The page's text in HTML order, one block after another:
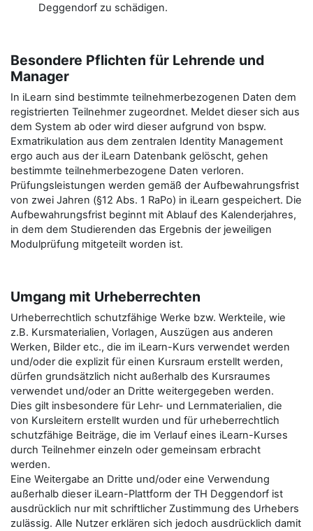
Deggendorf zu schädigen.
Besondere Pflichten für Lehrende und
Manager
In iLearn sind bestimmte teilnehmerbezogenen Daten dem
registrierten Teilnehmer zugeordnet. Meldet dieser sich aus
dem System ab oder wird dieser aufgrund von bspw.
Exmatrikulation aus dem zentralen Identity Management
ergo auch aus der iLearn Datenbank gelöscht, gehen
bestimmte teilnehmerbezogene Daten verloren.
Prüfungsleistungen werden gemäß der Aufbewahrungsfrist
von zwei Jahren (§12 Abs. 1 RaPo) in iLearn gespeichert. Die
Aufbewahrungsfrist beginnt mit Ablauf des Kalenderjahres,
in dem dem Studierenden das Ergebnis der jeweiligen
Modulprüfung mitgeteilt worden ist.
Umgang mit Urheberrechten
Urheberrechtlich schutzfähige Werke bzw. Werkteile, wie
z.B. Kursmaterialien, Vorlagen, Auszügen aus anderen
Werken, Bilder etc., die im iLearn-Kurs verwendet werden
und/oder die explizit für einen Kursraum erstellt werden,
dürfen grundsätzlich nicht außerhalb des Kursraumes
verwendet und/oder an Dritte weitergegeben werden.
Dies gilt insbesondere für Lehr- und Lernmaterialien, die
von Kursleitern erstellt wurden und für urheberrechtlich
schutzfähige Beiträge, die im Verlauf eines iLearn-Kurses
durch Teilnehmer einzeln oder gemeinsam erbracht
werden.
Eine Weitergabe an Dritte und/oder eine Verwendung
außerhalb dieser iLearn-Plattform der TH Deggendorf ist
ausdrücklich nur mit schriftlicher Zustimmung des Urhebers
zulässig. Alle Nutzer erklären sich jedoch ausdrücklich damit